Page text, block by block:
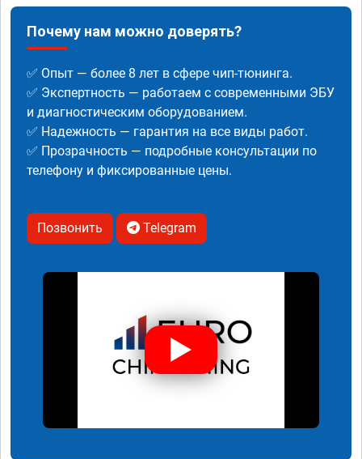
Почему нам можно доверять?
✅ Опыт — более 8 лет в сфере чип-тюнинга.
✅ Экспертность — работаем с современными ЭБУ
и диагностическим оборудованием.
✅ Надежность — гарантия на все виды работ.
✅ Прозрачность — подробные консультации по
телефону и фиксированные цены.
Позвонить Telegram